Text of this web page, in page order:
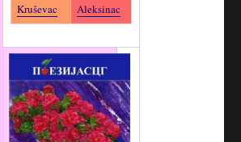
Kruševac Aleksinac